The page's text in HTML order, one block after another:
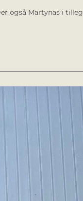
også Martynas i